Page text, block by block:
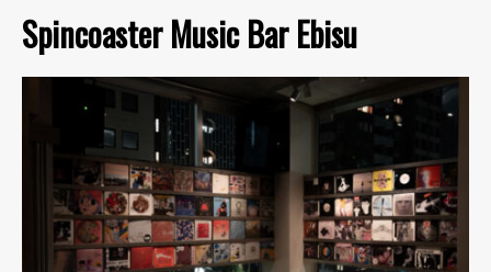
Spincoaster Music Bar Ebisu